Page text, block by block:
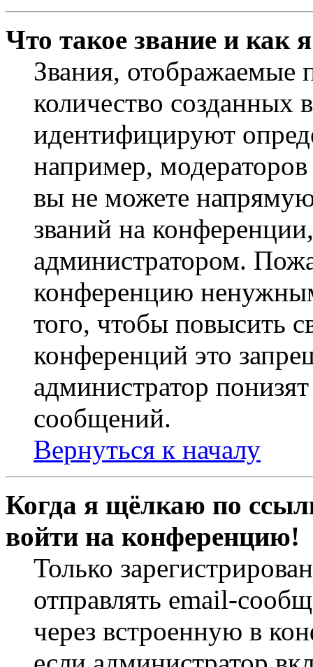
Что такое звание и как
Звания,
количество
идентифицируют
например,
вы не можете
званий на
администратором.
конференцию
того, чтобы повысить
конференций это
администратор
сообщений.
Вернуться к началу
Когда я щёлкаю по
войти на конференцию!
Только
отправлять email-
через встроенную в